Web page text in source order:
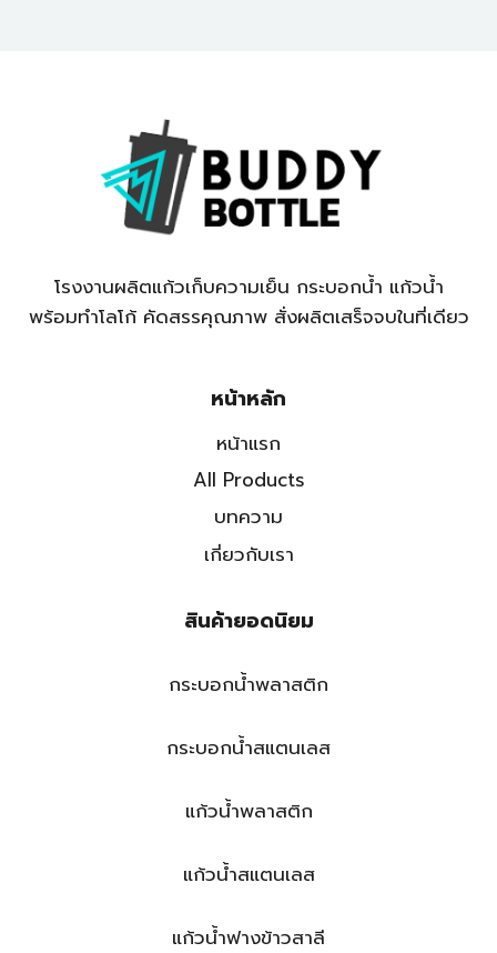
โรงงานผลิตแก้วเก็บความเย็น กระบอกน้ำ แก้วน้ำ
พร้อมทำโลโก้ คัดสรรคุณภาพ สั่งผลิตเสร็จจบในที่เดียว
หน้าหลัก
หน้าแรก
All Products
บทความ
เกี่ยวกับเรา
สินค้ายอดนิยม
กระบอกน้ำพลาสติก
กระบอกน้ำสแตนเลส
แก้วน้ำพลาสติก
แก้วน้ำสแตนเลส
แก้วน้ำฟางข้าวสาลี